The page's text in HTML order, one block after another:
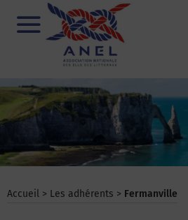
Menu
Accueil > Les adhérents > Fermanville